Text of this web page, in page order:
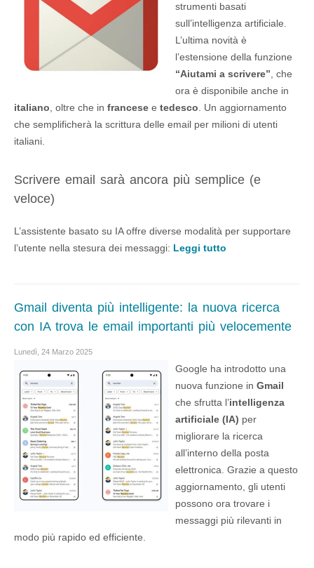
strumenti basati
sull’intelligenza artificiale.
L’ultima novità è
l’estensione della funzione
“Aiutami a scrivere” , che
ora è disponibile anche in
italiano , oltre che in francese e tedesco . Un aggiornamento
che semplificherà la scrittura delle email per milioni di utenti
italiani.
Scrivere email sarà ancora più semplice (e
veloce)
L’assistente basato su IA offre diverse modalità per supportare
l’utente nella stesura dei messaggi: Leggi tutto
Gmail diventa più intelligente: la nuova ricerca
con IA trova le email importanti più velocemente
Lunedì, 24 Marzo 2025
Google ha introdotto una
nuova funzione in Gmail
che sfrutta l’intelligenza
artificiale (IA) per
migliorare la ricerca
all’interno della posta
elettronica. Grazie a questo
aggiornamento, gli utenti
possono ora trovare i
messaggi più rilevanti in
modo più rapido ed efficiente.